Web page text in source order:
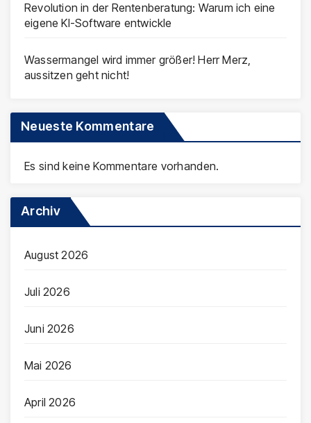
Revolution in der Rentenberatung: Warum ich eine
eigene KI-Software entwickle
Wassermangel wird immer größer! Herr Merz,
aussitzen geht nicht!
Neueste Kommentare
Es sind keine Kommentare vorhanden.
Archiv
August 2026
Juli 2026
Juni 2026
Mai 2026
April 2026